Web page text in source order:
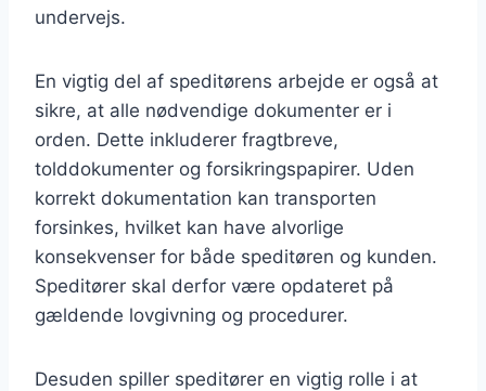
undervejs.
En vigtig del af speditørens arbejde er også at
sikre, at alle nødvendige dokumenter er i
orden. Dette inkluderer fragtbreve,
tolddokumenter og forsikringspapirer. Uden
korrekt dokumentation kan transporten
forsinkes, hvilket kan have alvorlige
konsekvenser for både speditøren og kunden.
Speditører skal derfor være opdateret på
gældende lovgivning og procedurer.
Desuden spiller speditører en vigtig rolle i at